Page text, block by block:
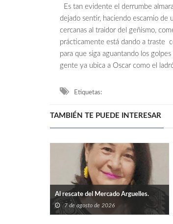
Es tan evidente el derrumbe
dejado sentir, haciendo escarnio de
cercanas al traidor del geñismo,
prácticamente está dando a traste
para que siga aguantando los
gente ya ubica a Oscar como el
Etiquetas:
TAMBIÉN TE PUEDE INTERESAR
Al rescate del Mercado Arguelles.
7 de agosto de 2026